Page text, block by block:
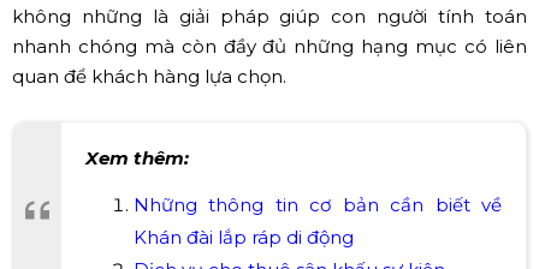
không những là giải pháp giúp con người tính toán
nhanh chóng mà còn đầy đủ những hạng mục có liên
quan để khách hàng lựa chọn.
Xem thêm:
Những thông tin cơ bản cần biết về
Khán đài lắp ráp di động